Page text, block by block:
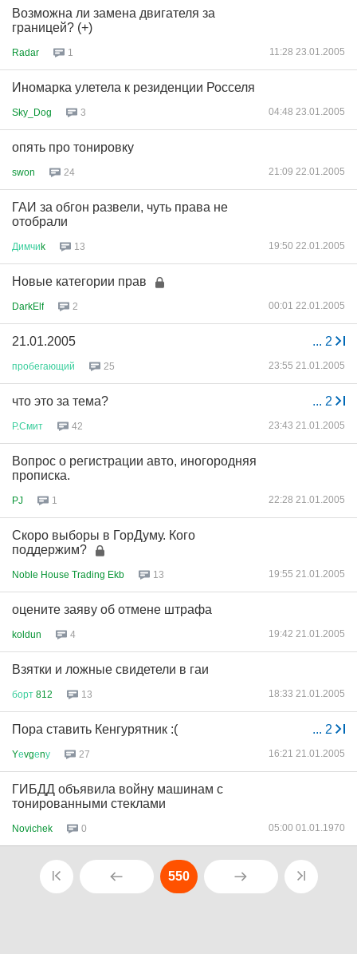
Возможна ли замена двигателя за
границей? (+)
Radar 1 11:28 23.01.2005
Иномарка улетела к резиденции Росселя
Sky_Dog 3 04:48 23.01.2005
опять про тонировку
swon 24 21:09 22.01.2005
ГАИ за обгон развели, чуть права не
отобрали
Димчиk 13 19:50 22.01.2005
Новые категории прав
DarkElf 2 00:01 22.01.2005
... 2
21.01.2005
пробегающий 25 23:55 21.01.2005
... 2
что это за тема?
Р.Смит 42 23:43 21.01.2005
Вопрос о регистрации авто, иногородняя
прописка.
PJ 1 22:28 21.01.2005
Скоро выборы в ГорДуму. Кого
поддержим?
Noble House Trading Ekb 13 19:55 21.01.2005
оцените заяву об отмене штрафа
koldun 4 19:42 21.01.2005
Взятки и ложные свидетели в гаи
борт 812 13 18:33 21.01.2005
... 2
Пора ставить Кенгурятник :(
Yеvgеnу 27 16:21 21.01.2005
ГИБДД объявила войну машинам с
тонированными стеклами
Novichek 0 05:00 01.01.1970
550